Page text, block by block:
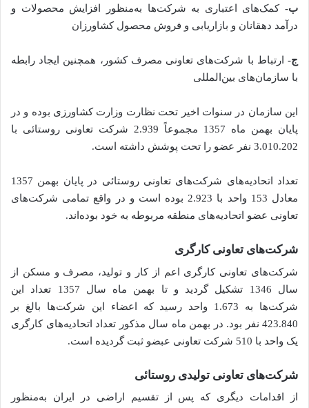
ب- کمک‌های اعتباری به شرکت‌ها به‌منظور افزایش محصولات و
درآمد دهقانان و بازاریابی و فروش محصول کشاورزان
ج- ارتباط با شرکت‌های تعاونی مصرف کشور، همچنین ایجاد رابطه
با سازمان‌های بین‌المللی
این سازمان در سنوات اخیر تحت نظارت وزارت کشاورزی بوده و در
پایان بهمن ماه 1357 مجموعاً 2.939 شرکت تعاونی روستائی با
3.010.202 نفر عضو را تحت پوشش داشته است.
تعداد اتحادیه‌های شرکت‌های تعاونی روستائی در پایان بهمن 1357
معادل 153 واحد با 2.923 بوده است و در واقع تمامی شرکت‌های
تعاونی عضو اتحادیه‌های منطقه مربوطه به خود بوده‌اند.
شرکت‌های تعاونی کارگری
شرکت‌های تعاونی کارگری اعم از کار و تولید، مصرف و مسکن از
سال 1346 تشکیل گردید و تا بهمن ماه سال 1357 تعداد این
شرکت‌ها به 1.673 واحد رسید که اعضاء این شرکت‌ها بالغ بر
423.840 نفر بود. در بهمن ماه سال مذکور تعداد اتحادیه‌های کارگری
یک واحد با 510 شرکت تعاونی عبضو ثبت گردیده است.
شرکت‌های تعاونی تولیدی روستائی
از اقدامات دیگری که پس از تقسیم اراضی در ایران به‌منظور